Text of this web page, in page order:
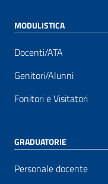
MODULISTICA
Docenti/ATA
Genitori/Alunni
Fonitori e Visitatori
GRADUATORIE
Personale docente